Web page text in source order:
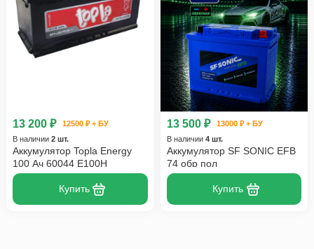
13 200 ₽
12500 ₽ + БУ
В наличии 2 шт.
Аккумулятор Topla Energy
100 Ач 60044 E100H
Купить
13 500 ₽
13000 ₽ + БУ
В наличии 4 шт.
Аккумулятор SF SONIC EFB
74 обр пол
Купить